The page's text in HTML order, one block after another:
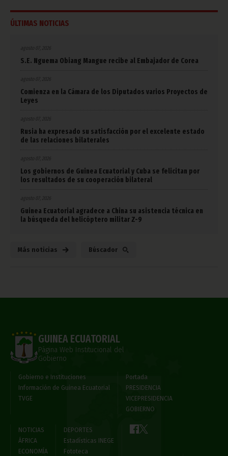
ÚLTIMAS NOTICIAS
agosto 07, 2026
S.E. Nguema Obiang Mangue recibe al Embajador de Corea
agosto 07, 2026
Comienza en la Cámara de los Diputados varios Proyectos de
Leyes
agosto 07, 2026
Rusia ha expresado su satisfacción por el excelente estado
de las relaciones bilaterales
agosto 07, 2026
Los gobiernos de Guinea Ecuatorial y Cuba se felicitan por
los resultados de su cooperación bilateral
agosto 07, 2026
Guinea Ecuatorial agradece a China su asistencia técnica en
la búsqueda del helicóptero militar Z-9
Más noticias Búscador
GUINEA ECUATORIAL
Página Web Institucional del
Gobierno
Gobierno e Instituciones
Información de Guinea Ecuatorial
TVGE
Portada
PRESIDENCIA
VICEPRESIDENCIA
GOBIERNO
NOTICIAS
ÁFRICA
ECONOMÍA
DEPORTES
Estadísticas INEGE
Fototeca